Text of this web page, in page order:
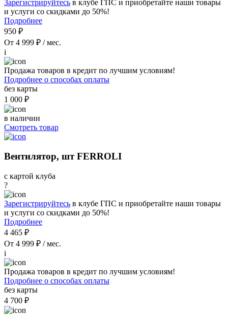
Зарегистрируйтесь в клубе ГПС и приобретайте наши товары
и услуги со скидками до 50%!
Подробнее
950 ₽
От 4 999 ₽ / мес.
i
Продажа товаров в кредит по лучшим условиям!
Подробнее о способах оплаты
без карты
1 000 ₽
в наличии
Смотреть товар
Вентилятор, шт FERROLI
с картой клуба
?
Зарегистрируйтесь в клубе ГПС и приобретайте наши товары
и услуги со скидками до 50%!
Подробнее
4 465 ₽
От 4 999 ₽ / мес.
i
Продажа товаров в кредит по лучшим условиям!
Подробнее о способах оплаты
без карты
4 700 ₽